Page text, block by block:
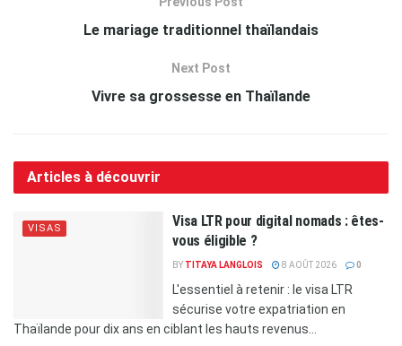
Le mariage traditionnel thaïlandais
Next Post
Vivre sa grossesse en Thaïlande
Articles à découvrir
VISAS
Visa LTR pour digital nomads : êtes-
vous éligible ?
BY TITAYA LANGLOIS 8 AOÛT 2026 0
L'essentiel à retenir : le visa LTR
sécurise votre expatriation en
Thaïlande pour dix ans en ciblant les hauts revenus...